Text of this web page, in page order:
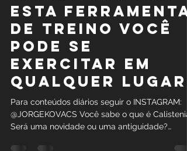
5 de fev. de 2025
2 min de leitura
Calistenia com
esta ferramenta
de treinO você
pode SE
EXERCITAR em
qualquer lugar
Para conteúdos diários seguir o INSTAGRAM: